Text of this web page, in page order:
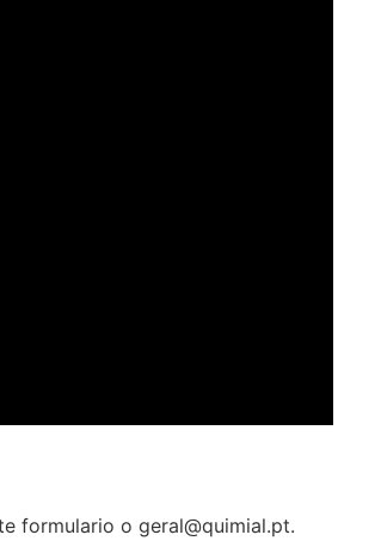
formulario o geral@quimial.pt.